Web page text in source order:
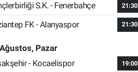
S.K. - Fenerbahçe 21:30
FK - Alanyaspor 21:30
Pazar
- Kocaelispor
19:00